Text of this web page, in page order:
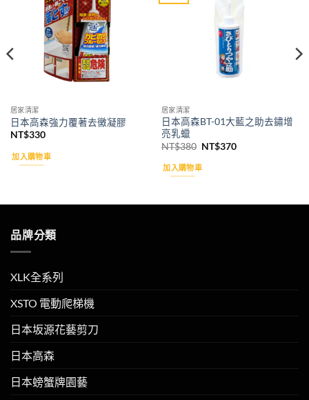
居家清潔
日本高森強力覆著去黴凝膠
NT$330
加入購物車
居家清潔
日本高森BT-01大藍之助去鏽增
亮乳蠟
NT$380 原
價
格：
NT$370目
加入購物車
品牌分類
XLK全系列
XSTO 電動爬梯機
日本坂源花藝剪刀
日本高森
日本螃蟹牌園藝